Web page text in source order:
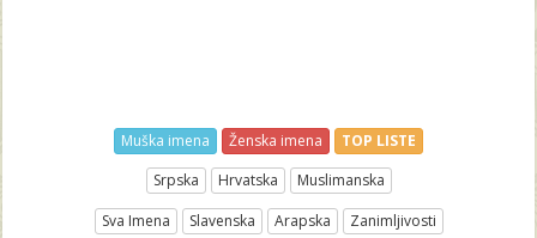
Muška imena Ženska imena
TOP LISTE
Srpska
Hrvatska
Muslimanska
Sva Imena
Slavenska Arapska Zanimljivosti